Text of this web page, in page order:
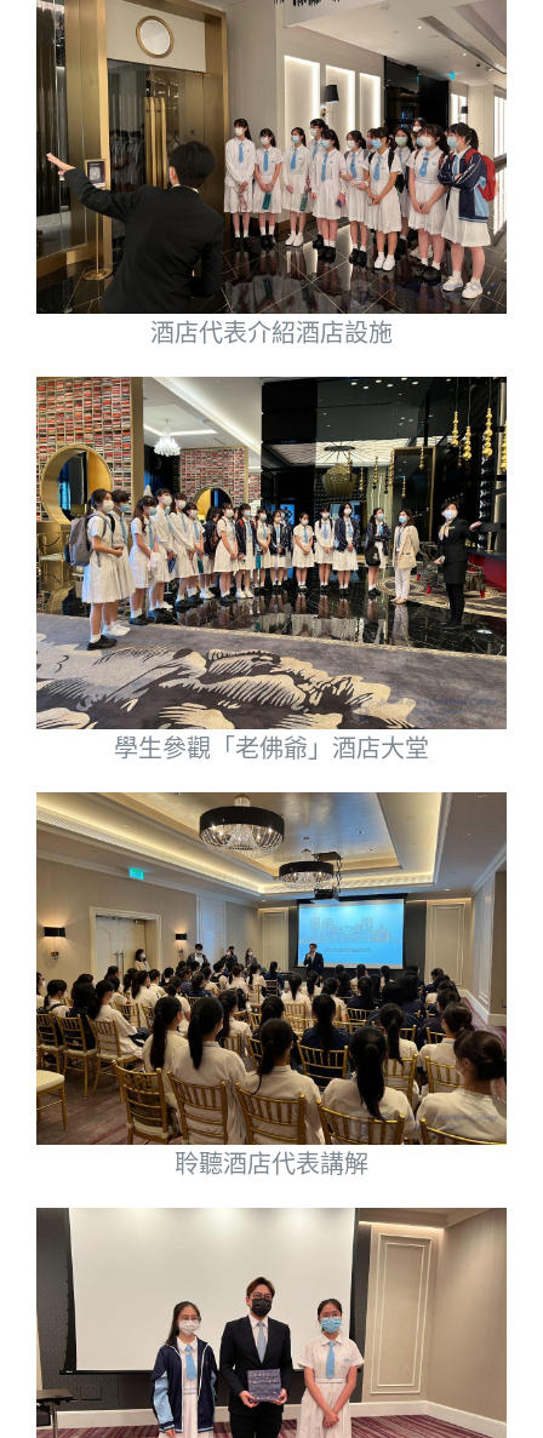
酒店代表介紹酒店設施
學生參觀「老佛爺」酒店大堂
聆聽酒店代表講解